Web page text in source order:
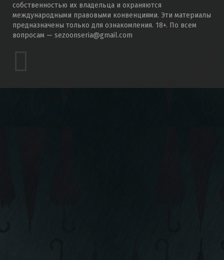
собственностью их владельца и охраняются
международными правовыми конвенциями. Эти материалы
предназначены только для ознакомления. 18+. По всем
вопросам — sezoonseria@gmail.com